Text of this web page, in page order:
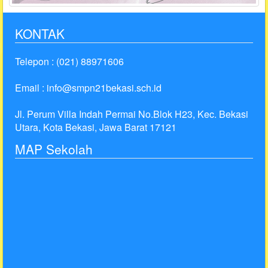
KONTAK
Telepon : (021) 88971606
Email : info@smpn21bekasi.sch.id
Jl. Perum Villa Indah Permai No.Blok H23, Kec. Bekasi
Utara, Kota Bekasi, Jawa Barat 17121
MAP Sekolah